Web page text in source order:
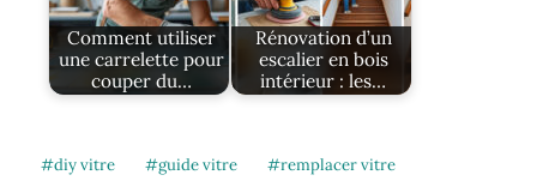
Comment utiliser
une carrelette pour
couper du…
Rénovation d’un
escalier en bois
intérieur : les…
diy vitre guide vitre
remplacer vitre